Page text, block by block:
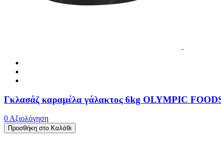
Γκλασάζ καραμέλα γάλακτος 6kg OLYMPIC
0 Αξιολόγηση
Προσθήκη στο Καλάθι